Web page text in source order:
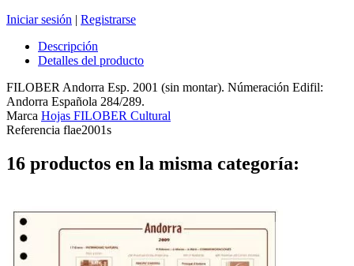
Iniciar sesión | Registrarse
Descripción
Detalles del producto
FILOBER Andorra Esp. 2001 (sin montar). Númeración Edifil:
Andorra Española 284/289.
Marca Hojas FILOBER Cultural
Referencia flae2001s
16 productos en la misma categoría: